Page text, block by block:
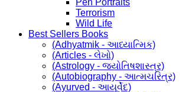
Pen Portraits
Terrorism
Wild Life
Best Sellers Books
(Adhyatmik - આધ્યાત્મિક)
(Articles - લેખો)
(Astrology - જ્યોતિષશાસ્ત્ર)
(Autobiography - આત્મચરિત્ર)
(Ayurved - આયૂર્વેદ)